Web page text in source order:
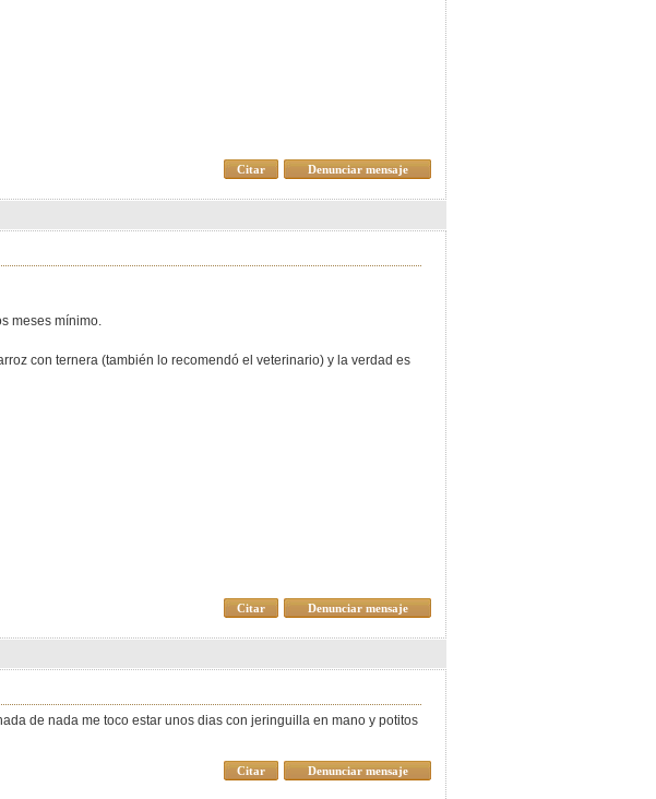
Denunciar mensaje
Citar
meses mínimo.
con ternera (también lo recomendó el veterinario) y la verdad es
Denunciar mensaje
Citar
de nada me toco estar unos dias con jeringuilla en mano y potitos
Denunciar mensaje
Citar